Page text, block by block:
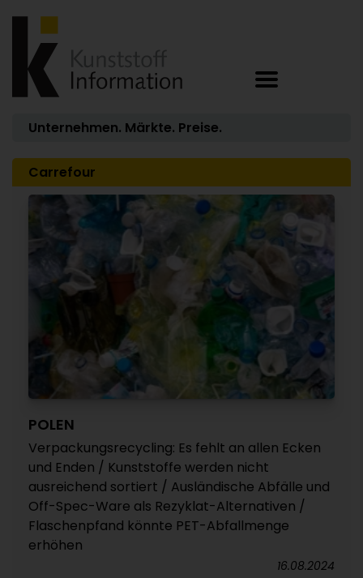
Unternehmen. Märkte. Preise.
Carrefour
POLEN
Verpackungsrecycling: Es fehlt an allen Ecken
und Enden / Kunststoffe werden nicht
ausreichend sortiert / Ausländische Abfälle und
Off-Spec-Ware als Rezyklat-Alternativen /
Flaschenpfand könnte PET-Abfallmenge
erhöhen
16.08.2024